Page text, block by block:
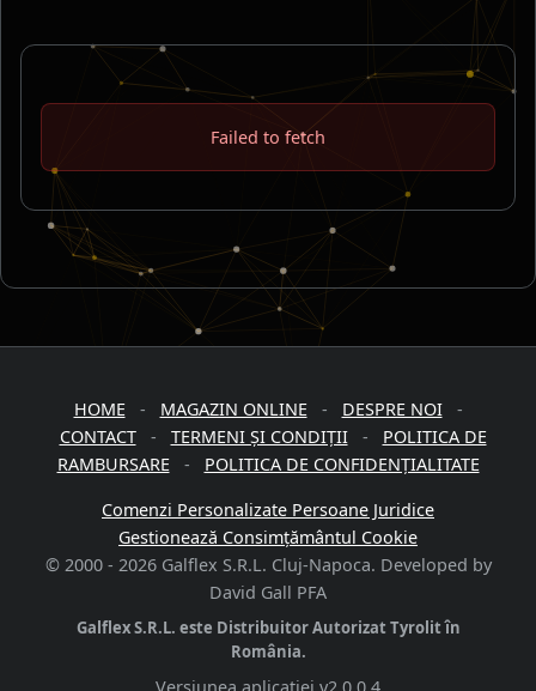
Failed to fetch
HOME- MAGAZIN ONLINE- DESPRE NOI-
CONTACT- TERMENI ȘI CONDIȚII- POLITICA DE
RAMBURSARE- POLITICA DE CONFIDENȚIALITATE
Comenzi Personalizate Persoane Juridice
Gestionează Consimțământul Cookie
© 2000 - 2026 Galflex S.R.L. Cluj-Napoca. Developed by
David Gall PFA
Galflex S.R.L. este Distribuitor Autorizat Tyrolit în
România.